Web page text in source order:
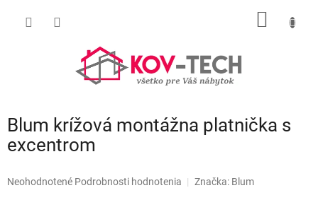
Blum krížová montážna platnička s
excentrom
Priemerné
Neohodnotené Podrobnosti hodnotenia Značka: Blum